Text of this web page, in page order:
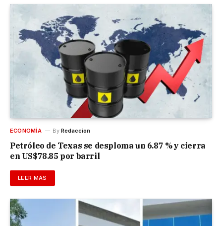
ECONOMÍA By Redaccion
Petróleo de Texas se desploma un 6.87 % y cierra
en US$78.85 por barril
LEER MÁS